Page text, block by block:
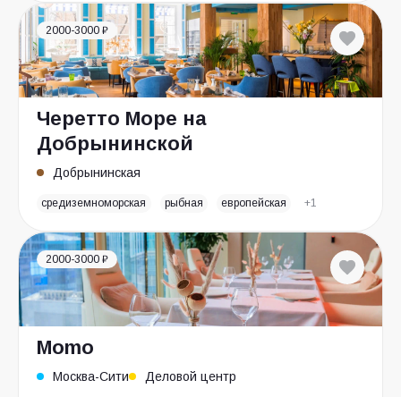
2000-3000 ₽
Черетто Море на
Добрынинской
Добрынинская
средиземноморская рыбная европейская +1
2000-3000 ₽
Momo
Москва-Сити Деловой центр